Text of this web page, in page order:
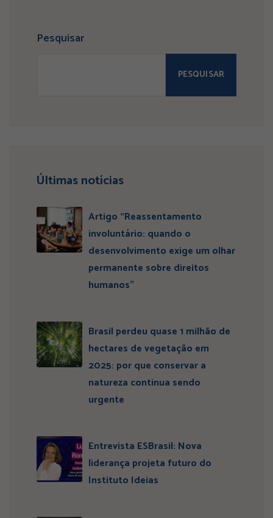
Pesquisar
PESQUISAR
Últimas notícias
Artigo “Reassentamento
involuntário: quando o
desenvolvimento exige um olhar
permanente sobre direitos
humanos”
Brasil perdeu quase 1 milhão de
hectares de vegetação em
2025: por que conservar a
natureza continua sendo
urgente
Entrevista ESBrasil: Nova
liderança projeta futuro do
Instituto Ideias